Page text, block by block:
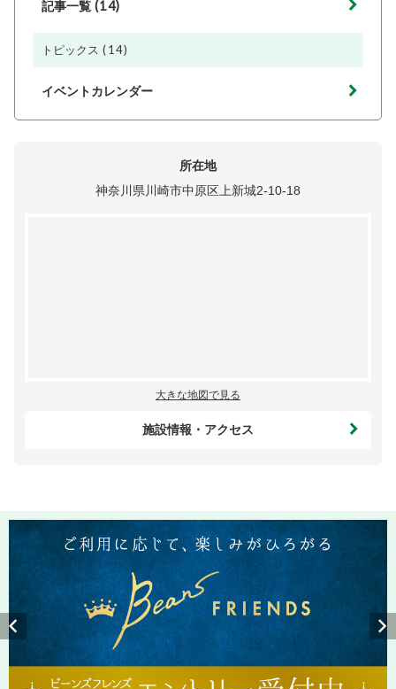
記事一覧 (14)
トピックス (14)
イベントカレンダー
所在地
神奈川県川崎市中原区上新城2-10-18
大きな地図で見る
施設情報・アクセス